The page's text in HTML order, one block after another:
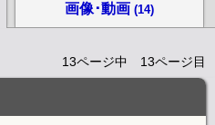
画像･動画 (14)
13ページ中 13ページ目